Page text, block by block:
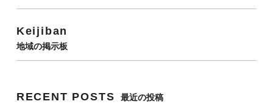
Keijiban
地域の掲示板
RECENT POSTS 最近の投稿